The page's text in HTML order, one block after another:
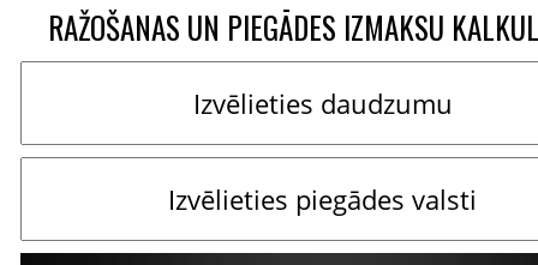
RAŽOŠANAS UN PIEGĀDES IZMAKSU